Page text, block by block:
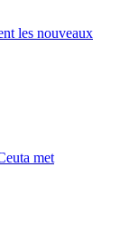
les nouveaux
met